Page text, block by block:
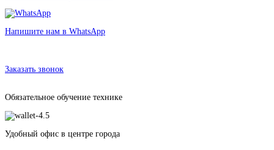
Напишите нам в WhatsApp
Заказать звонок
Обязательное обучение технике
Удобный офис в центре города